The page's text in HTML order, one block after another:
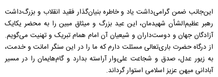
این‌جانب ضمن گرامی‌داشت یاد و خاطره بنیان‌گذار فقید انقلاب و بزرگ‌داشت
رهبر عظیم‌الشأن شهیدمان، این عید بزرگ و میثاق مبین را به محضر یکایک
آزادگان جهان و دوست‌داران و شیعیان آن امام همام تبریک و تهنیت می‌گویم.
از درگاه حضرت باری‌تعالی مسئلت دارم که ما را در این سنگر امانت و خدمت،
به زیور عدل، صدق و شجاعت علی‌وار آراسته بدارد و گام‌هایمان را در مسیر
آبادانی میهن عزیز اسلامی استوار گرداند.